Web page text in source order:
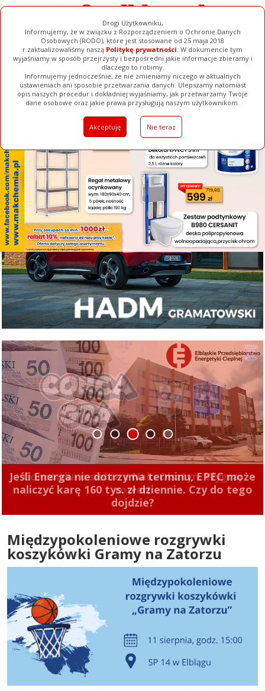
Drogi Użytkowniku,
Informujemy, że w związku z Rozporządzeniem o Ochronie Danych
Osobowych (RODO), które jest stosowane od 25 maja 2018
r.zaktualizowaliśmy naszą Politykę prywatności. W dokumencie tym
wyjaśniamy w sposób przejrzysty i bezpośredni jakie informacje zbieramy i
dlaczego to robimy.
Informujemy jednocześnie, że nie zmieniamy niczego w aktualnych
ustawieniach ani sposobie przetwarzania danych. Ulepszamy natomiast
opis naszych procedur i dokładniej wyjaśniamy, jak przetwarzamy Twoje
dane osobowe oraz jakie prawa przysługują naszym użytkownikom.
Akceptuję Nie teraz
[ ZAMKNIJ ]
Ogłoszenia Filmy Galerie Baza Firm Pełna Wersja
Jeśli Energa nie dotrzyma terminu, EPEC może
naliczyć karę 160 tys. zł dziennie. Czy do tego
dojdzie?
1 2 3 4 5
Międzypokoleniowe rozgrywki
koszykówki Gramy na Zatorzu